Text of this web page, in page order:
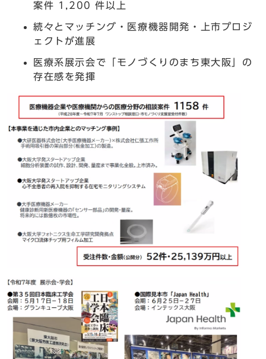
案件 1,200 件以上
続々とマッチング・医療機器開発・上市プロジ
ェクトが進展
医療系展示会で「モノづくりのまち東大阪」の
存在感を発揮